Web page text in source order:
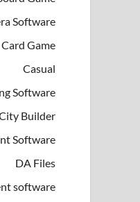
Software
Card Game
Casual
Software
Builder
Software
DA Files
software